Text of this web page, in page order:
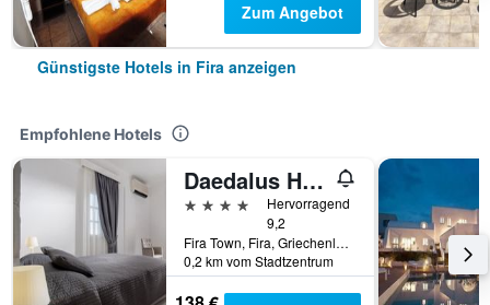
Zum Angebot
Günstigste Hotels in Fira anzeigen
Empfohlene Hotels
Daedalus Hotel
4 Sterne
Hervorragend
9,2
Fira Town, Fira, Griechenland
0,2 km vom Stadtzentrum